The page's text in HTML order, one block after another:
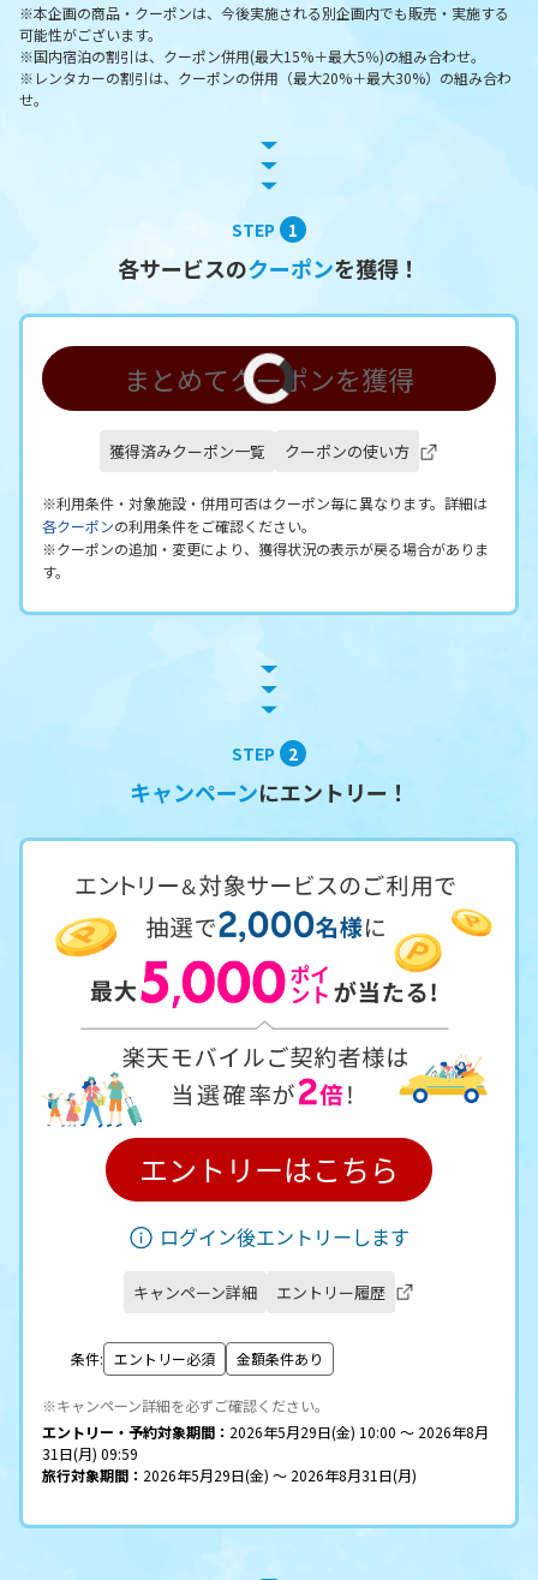
※本企画の商品・クーポンは、今後実施される別企画内でも販売・実施する
可能性がございます。
※国内宿泊の割引は、クーポン併用(最大15%＋最大5％)の組み合わせ。
※レンタカーの割引は、クーポンの併用（最大20%＋最大30%）の組み合わ
せ。
STEP 1
各サービスのクーポンを獲得！
まとめてクーポンを獲得
獲得済みクーポン一覧 クーポンの使い方
※利用条件・対象施設・併用可否はクーポン毎に異なります。詳細は
各クーポンの利用条件をご確認ください。
※クーポンの追加・変更により、獲得状況の表示が戻る場合がありま
す。
STEP 2
キャンペーンにエントリー！
エントリーはこちら
ログイン後エントリーします
キャンペーン詳細 エントリー履歴
条件: エントリー必須 金額条件あり
※キャンペーン詳細を必ずご確認ください。
エントリー・予約対象期間： 2026年5月29日(金) 10:00 ～ 2026年8月
31日(月) 09:59
旅行対象期間： 2026年5月29日(金) ～ 2026年8月31日(月)